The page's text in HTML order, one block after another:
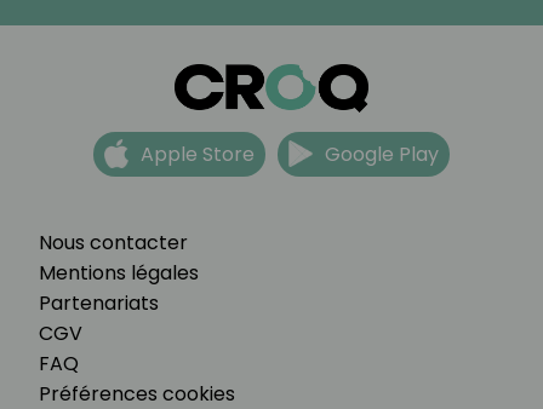
Nous contacter
Mentions légales
Partenariats
CGV
FAQ
Préférences cookies
Apple Store Google Play